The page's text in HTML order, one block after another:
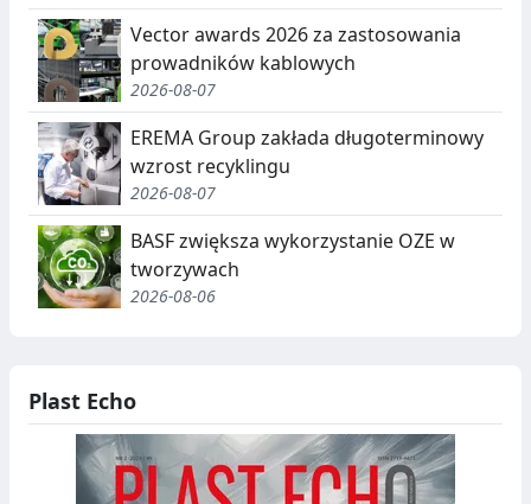
Vector awards 2026 za zastosowania
prowadników kablowych
2026-08-07
EREMA Group zakłada długoterminowy
wzrost recyklingu
2026-08-07
BASF zwiększa wykorzystanie OZE w
tworzywach
2026-08-06
Plast Echo